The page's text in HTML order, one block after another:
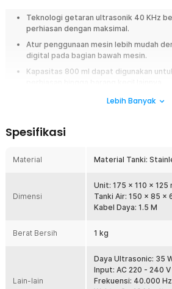
Teknologi getaran ultrasonik 40 KHz
perhiasan dengan maksimal.
Atur penggunaan mesin lebih mudah
digital pada bagian bawah mesin.
Kapasitas 800 ml dapat digunakan
menggunakan mesin pembersih ultrasonic
menempel pada perhiasan dengan maksimal.
kembalikan kilau alami perhiasan tanpa harus
dari Taffware!
Taffware membekali produknya dengan
maksimal membersihkan perhiasan dan
menghasilkan getaran nano berfrekuensi
Lebih Banyak
Spesifikasi
Material Material Tanki:
Dimensi
Unit: 175 x 110 x 125
Tanki Air: 150 x 85 x
Kabel Daya: 1.5 M
Berat Bersih 1 kg
Lain-lain
Daya Ultrasonic: 35
Input: AC 220 - 240
Frekuensi: 40.000 Hz